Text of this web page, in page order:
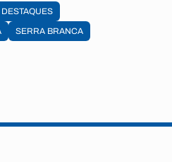
DESTAQUES
SERRA BRANCA